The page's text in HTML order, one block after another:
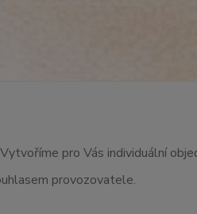
pro Vás individuální
provozovatele.